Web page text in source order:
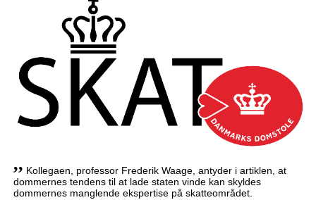
,, Kollegaen, professor Frederik Waage, antyder i artiklen, at
dommernes tendens til at lade staten vinde kan skyldes
dommernes manglende ekspertise på skatteområdet.